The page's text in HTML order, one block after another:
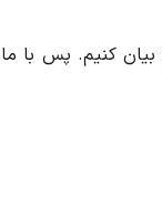
کنیم. پس با ما